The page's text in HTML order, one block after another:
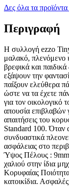
Δες όλα τα προϊόντα
Περιγραφή
Η συλλογή ezzo
μαλακό, πλενόμενο
βρεφικά και
εξάψουν την
παίξουν ελεύθερα
ώστε να τα έχετε
για τον οικολογικό
απουσία επιβλαβών
απαιτήσεις του
Standard 100. Όταν
συνδυαστικά
ασφάλειας στο
Ύψος Πέλους :
χαλιού στην ίδια
Κορυφαίας
κατοικίδια.